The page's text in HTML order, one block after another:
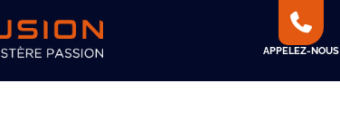
APPELEZ-NOUS